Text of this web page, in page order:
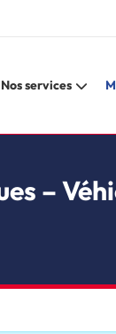
Nos services
–